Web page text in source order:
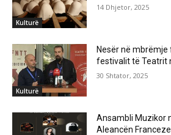
Kulturë
14 Dhjetor, 2025
Kulturë
Nesër në mbrëmje
festivalit të Teatrit
30 Shtator, 2025
Ansambli Muzikor
Aleancën